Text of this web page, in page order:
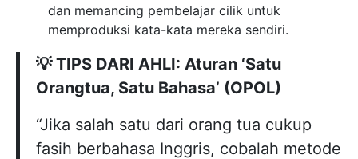
dan memancing pembelajar cilik untuk
memproduksi kata-kata mereka sendiri.
💡 TIPS DARI AHLI: Aturan ‘Satu
Orangtua, Satu Bahasa’ (OPOL)
“Jika salah satu dari orang tua cukup
fasih berbahasa Inggris, cobalah metode